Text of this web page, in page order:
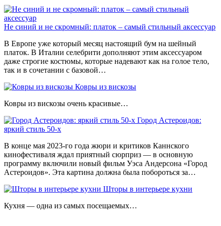
Не синий и не скромный: платок – самый стильный аксессуар
В Европе уже который месяц настоящий бум на шейный
платок. В Италии селебрити дополняют этим аксессуаром
даже строгие костюмы, которые надевают как на голое тело,
так и в сочетании с базовой…
Ковры из вискозы
Ковры из вискозы очень красивые…
Город Астероидов:
яркий стиль 50-х
В конце мая 2023-го года жюри и критиков Каннского
кинофестиваля ждал приятный сюрприз — в основную
программу включили новый фильм Уэса Андерсона «Город
Астероидов». Эта картина должна была побороться за…
Шторы в интерьере кухни
Кухня — одна из самых посещаемых…